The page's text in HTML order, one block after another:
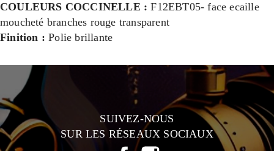
COULEURS COCCINELLE :F12EBT05- face ecaille
moucheté branches rouge transparent
Finition : Polie brillante
SUIVEZ-NOUS
SUR LES RÉSEAUX SOCIAUX